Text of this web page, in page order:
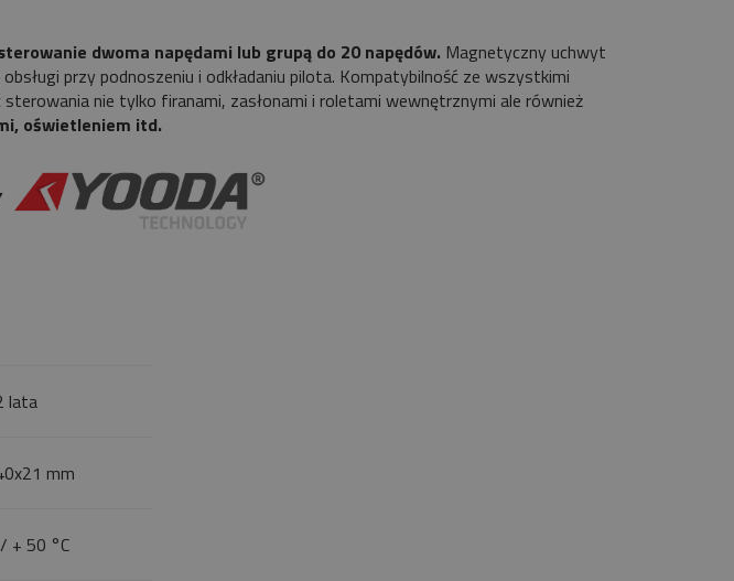
dwoma napędami lub grupą do 20 napędów. Magnetyczny uchwyt
przy podnoszeniu i odkładaniu pilota. Kompatybilność ze wszystkimi
nie tylko firanami, zasłonami i roletami wewnętrznymi ale również
oświetleniem itd.
lata
mm
+ 50 °C